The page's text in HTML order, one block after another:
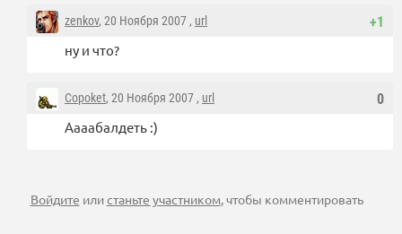
+1
zenkov, 20 Ноября 2007 , url
ну и что?
0
Copoket, 20 Ноября 2007 , url
Аааабалдеть :)
Войдите илистаньте участником, чтобы комментировать